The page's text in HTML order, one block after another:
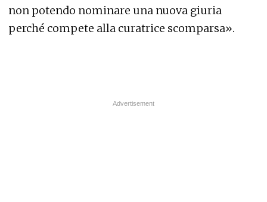
non potendo nominare una nuova giuria
perché compete alla curatrice scomparsa».